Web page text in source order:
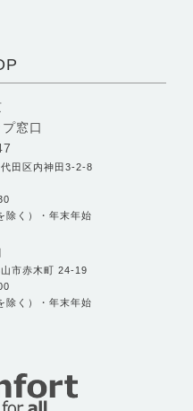
窓口
田区内神田3-2-8
除く）・年末年始
市赤木町 24-19
除く）・年末年始